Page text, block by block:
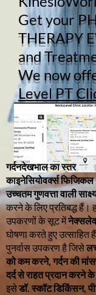
Get your
THERAPY
and
We now
Level PT
गर्दनदेखभाल का स्तर
काइनेसियोवर्क्स फिजिकल
उच्चतम गुणवत्ता वाली
करने के लिए प्रतिबद्ध
उपकरणों के सूट में
घोषणा करते हुए उत्साहित
पुनर्वास उपकरण है जिसे
को कम करने, गर्दन की
दर्द से राहत प्रदान करने
इसेडॉ. स्कॉट डिकिंसन,